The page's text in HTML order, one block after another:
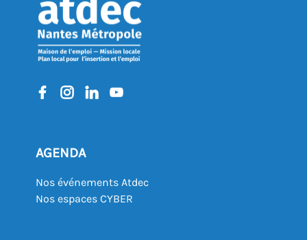
AGENDA
Nos événements Atdec
Nos espaces CYBER